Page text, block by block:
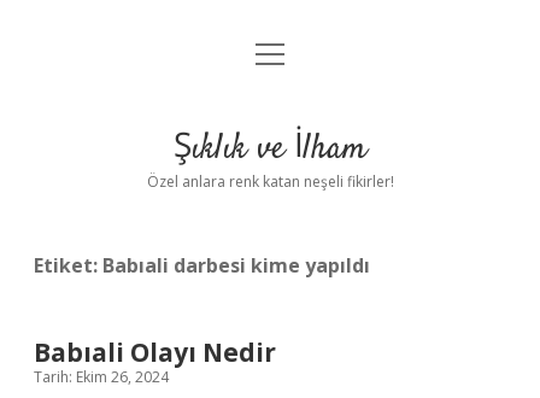
Anasayfa
Yasal Uyarı
menüyü
Şıklık ve İlham
Özel anlara renk katan neşeli fikirler!
Etiket: Babıali darbesi kime yapıldı
Babıali Olayı Nedir
Tarih: Ekim 26, 2024